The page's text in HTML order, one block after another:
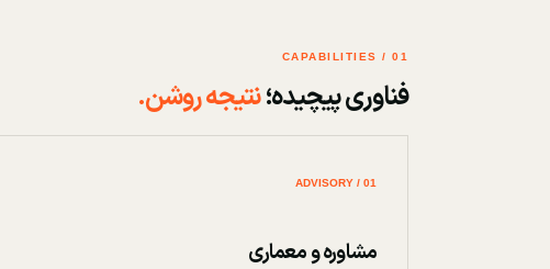
01 / CAPABILITIES
فناوری پیچیده؛نتیجه روشن.
01 / ADVISORY
مشاوره و معماری